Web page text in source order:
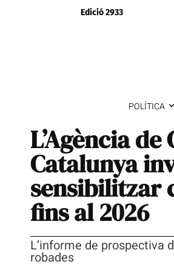
Edició 2933
POLÍTICA
L’Agència
Catalunya
sensibilitzar
fins al 2026
L’informe de prospectiva
robades